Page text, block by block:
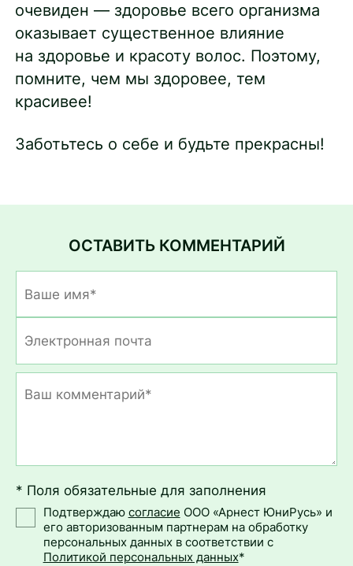
очевиден — здоровье всего организма
оказывает существенное влияние
на здоровье и красоту волос. Поэтому,
помните, чем мы здоровее, тем
красивее!
Заботьтесь о себе и будьте прекрасны!
ОСТАВИТЬ КОММЕНТАРИЙ
* Поля обязательные для заполнения
Подтверждаю согласие ООО «Арнест ЮниРусь» и
его авторизованным партнерам на обработку
персональных данных в соответствии с
Политикой персональных данных*